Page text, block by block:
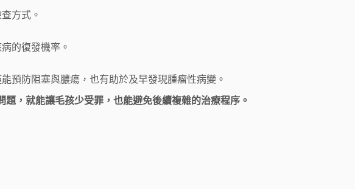
方式。
的復發機率。
預防阻塞與膿瘍，也有助於及早發現腫瘤性病變。
，就能讓毛孩少受罪，也能避免後續複雜的治療程序。